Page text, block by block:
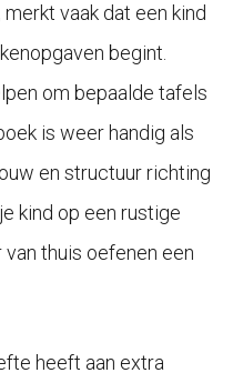
vaak dat een kind
begint.
om bepaalde tafels
is weer handig als
en structuur richting
kind op een rustige
thuis oefenen een
heeft aan extra